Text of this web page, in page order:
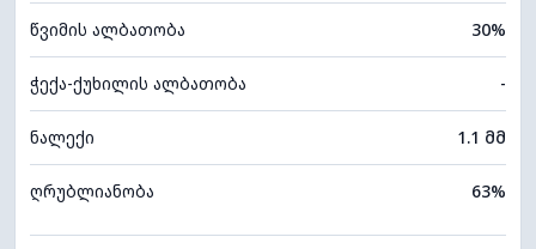
წვიმის ალბათობა 30%
ჭექა-ქუხილის ალბათობა -
ნალექი 1.1 მმ
ღრუბლიანობა 63%